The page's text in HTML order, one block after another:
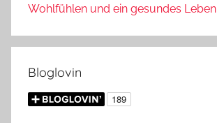
Wohlfühlen und ein gesundes Leben
Bloglovin